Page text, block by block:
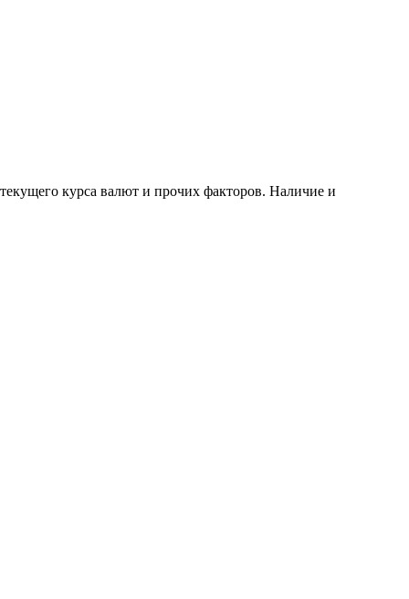
курса валют и прочих факторов. Наличие и